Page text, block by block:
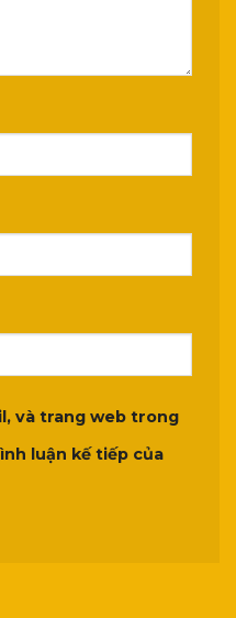
và trang web trong
luận kế tiếp của